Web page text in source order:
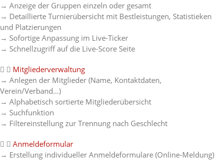
→ Anzeige der Gruppen einzeln oder gesamt
→ Detaillierte Turnierübersicht mit Bestleistungen, Statistieken
und Platzierungen
→ Sofortige Anpassung im Live-Ticker
→ Schnellzugriff auf die Live-Score Seite
Mitgliederverwaltung
→ Anlegen der Mitglieder (Name, Kontaktdaten,
Verein/Verband…)
→ Alphabetisch sortierte Mitgliederübersicht
→ Suchfunktion
→ Filtereinstellung zur Trennung nach Geschlecht
Anmeldeformular
→ Erstellung individueller Anmeldeformulare (Online-Meldung)